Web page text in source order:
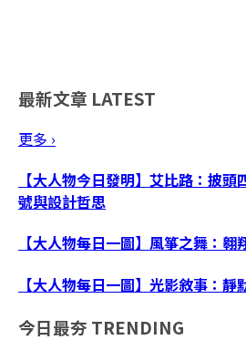
最新文章 LATEST
更多 ›
【大人物今日發明】艾比路：披
號與設計哲思
【大人物每日一圖】風箏之舞：
【大人物每日一圖】光影敘事：靜
今日最夯 TRENDING